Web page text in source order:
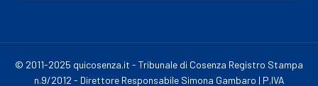
© 2011-2025 quicosenza.it - Tribunale di Cosenza Registro Stampa
n.9/2012 - Direttore Responsabile Simona Gambaro | P.IVA